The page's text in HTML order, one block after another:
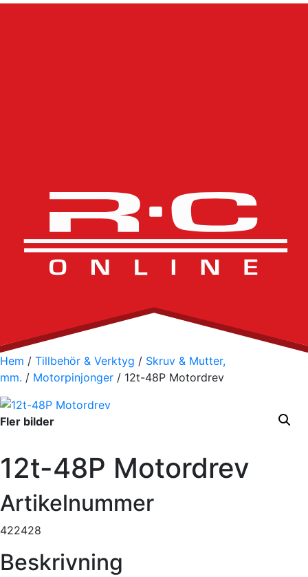
Hem / Tillbehör & Verktyg / Skruv & Mutter,
mm. / Motorpinjonger / 12t-48P Motordrev
Fler bilder
12t-48P Motordrev
Artikelnummer
422428
Beskrivning